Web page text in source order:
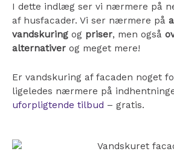
I dette indlæg ser vi nærmere på
af husfacader. Vi ser nærmere på
vandskuring og priser, men også
alternativer og meget mere!
Er vandskuring af facaden noget
ligeledes nærmere på
uforpligtende tilbud – gratis.